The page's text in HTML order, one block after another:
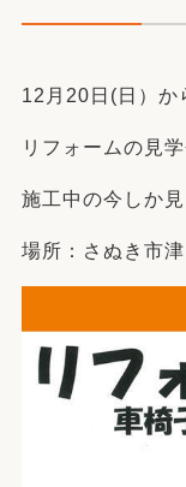
12月20日(日）か
リフォームの見
施工中の今しか
場所：さぬき市津